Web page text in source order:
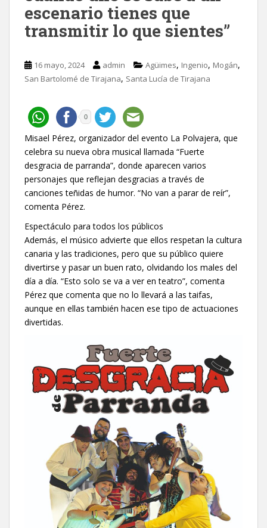
escenario tienes que
transmitir lo que sientes”
16 mayo, 2024 admin Agüimes, Ingenio, Mogán,
San Bartolomé de Tirajana, Santa Lucía de Tirajana
0
Misael Pérez, organizador del evento La Polvajera, que
celebra su nueva obra musical llamada “Fuerte
desgracia de parranda”, donde aparecen varios
personajes que reflejan desgracias a través de
canciones teñidas de humor. “No van a parar de reír”,
comenta Pérez.
Espectáculo para todos los públicos
Además, el músico advierte que ellos respetan la cultura
canaria y las tradiciones, pero que su público quiere
divertirse y pasar un buen rato, olvidando los males del
día a día. “Esto solo se va a ver en teatro”, comenta
Pérez que comenta que no lo llevará a las taifas,
aunque en ellas también hacen ese tipo de actuaciones
divertidas.